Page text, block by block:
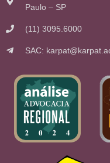
Paulo – SP
(11) 3095.6000
SAC: